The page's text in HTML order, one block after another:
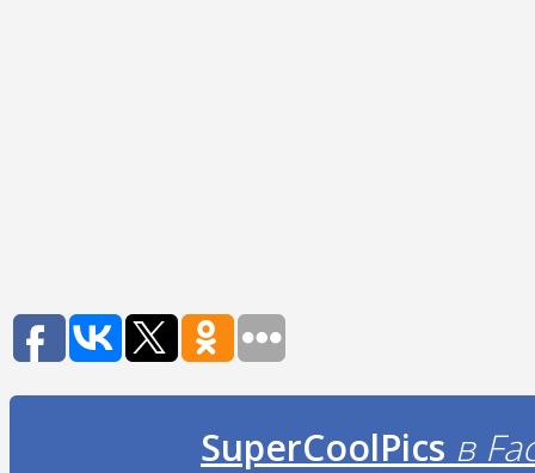
SuperCoolPics в